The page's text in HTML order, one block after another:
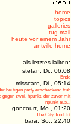
home
topics
galleries
tug-mail
heute vor einem Jahr
antville home
als letztes lallten:
stefan, Di., 06:08
Ende
misscaro, Di., 05:14
heutigen party erscheckend früh
gegen zwei. hpunkt, der zuvor mit
npunkt aus...
goncourt, Mo., 01:20
The City Too Hot
bara, So., 22:40